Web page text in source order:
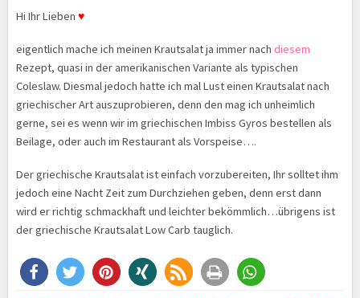
Hi Ihr Lieben ♥
eigentlich mache ich meinen Krautsalat ja immer nach diesem
Rezept, quasi in der amerikanischen Variante als typischen
Coleslaw. Diesmal jedoch hatte ich mal Lust einen Krautsalat nach
griechischer Art auszuprobieren, denn den mag ich unheimlich
gerne, sei es wenn wir im griechischen Imbiss Gyros bestellen als
Beilage, oder auch im Restaurant als Vorspeise….
Der griechische Krautsalat ist einfach vorzubereiten, Ihr solltet ihm
jedoch eine Nacht Zeit zum Durchziehen geben, denn erst dann
wird er richtig schmackhaft und leichter bekömmlich…übrigens ist
der griechische Krautsalat Low Carb tauglich.